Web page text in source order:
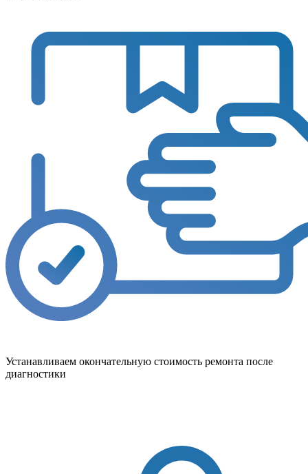
Устанавливаем окончательную стоимость ремонта после
диагностики